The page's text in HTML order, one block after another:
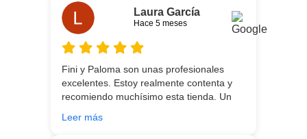
trabajo impecable en el transporte y
montaje, unos chicos encantadores. Hace
5 años conocí la tienda, y vuelvo
encantada de contar con su asesoría y
equipo.
Laura García
Hace 5 meses
Fini y Paloma son unas profesionales
excelentes. Estoy realmente contenta y
recomiendo muchísimo esta tienda. Un
entrega.
Leer más